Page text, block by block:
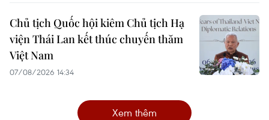
Chủ tịch Quốc hội kiêm Chủ tịch Hạ
viện Thái Lan kết thúc chuyến thăm
Việt Nam
07/08/2026 14:34
Xem thêm